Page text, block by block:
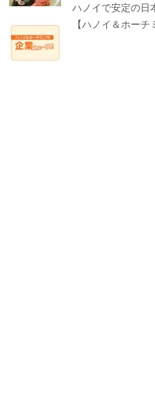
ハノイで安定の日
【ハノイ＆ホー